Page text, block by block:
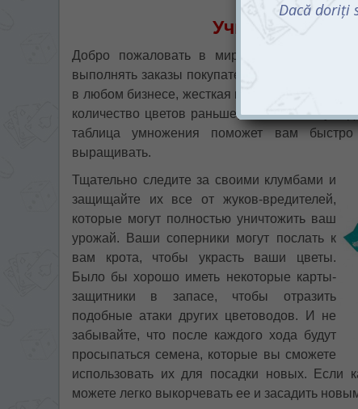
Учим
Добро пожаловать в мир Цветариума! Вам
выполнять заказы покупателей вовремя.
в любом бизнесе, жесткая конкуренция. Вам
количество цветов раньше, чем это смогут
таблица умножения поможет вам
выращивать.
Тщательно следите за своими клумбами и
защищайте их все от жуков-вредителей,
которые могут полностью уничтожить ваш
урожай. Ваши соперники могут послать к
вам крота, чтобы украсть ваши цветы.
Было бы хорошо иметь некоторые карты-
защитники в запасе, чтобы отразить
подобные атаки других цветоводов. И не
забывайте, что после каждого хода будут
просыпаться семена, которые вы сможете
использовать их для посадки новых.
можете легко выкорчевать ее и засадить